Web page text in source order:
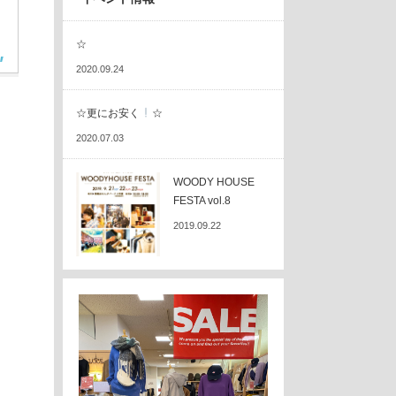
☆
2020.09.24
☆更にお安く ☆
2020.07.03
WOODY HOUSE
FESTA vol.8
2019.09.22